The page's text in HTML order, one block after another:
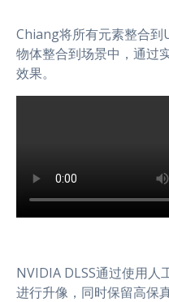
Chiang将所有元素整合
物体整合到场景中，通过
效果。
NVIDIA DLSS通过使用人
进行升像，同时保留高保